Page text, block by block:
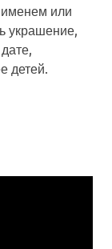
именем или
украшение,
детей.